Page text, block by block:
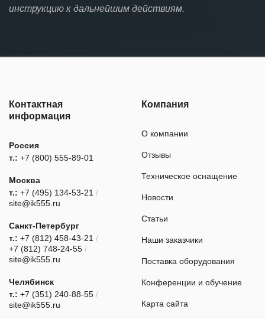
инструкцию к дальнейшим действиям.
Контактная
информация
Россия
т.: +7 (800) 555-89-01
Москва
т.: +7 (495) 134-53-21 /
site@ik555.ru
Санкт-Петербург
т.: +7 (812) 458-43-21 /
+7 (812) 748-24-55 /
site@ik555.ru
Челябинск
т.: +7 (351) 240-88-55 /
site@ik555.ru
Компания
О компании
Отзывы
Техническое оснащение
Новости
Статьи
Наши заказчики
Поставка оборудования
Конференции и обучение
Карта сайта